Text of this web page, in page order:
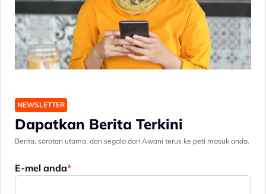
NEWSLETTER
Dapatkan Berita Terkini
Berita, sorotan utama, dan segala dari Awani terus ke peti masuk anda.
E-mel anda